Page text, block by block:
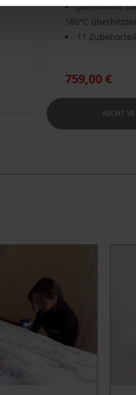
patentierte
180°C
11
759,00 €
NICHT